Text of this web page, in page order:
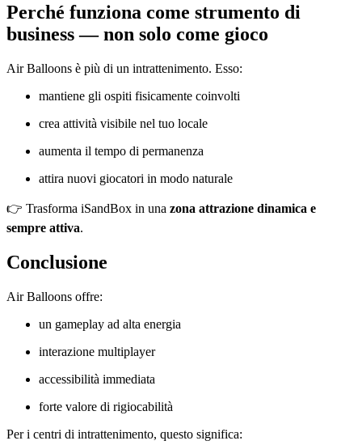
Perché funziona come strumento di
business — non solo come gioco
Air Balloons è più di un intrattenimento. Esso:
mantiene gli ospiti fisicamente coinvolti
crea attività visibile nel tuo locale
aumenta il tempo di permanenza
attira nuovi giocatori in modo naturale
👉 Trasforma iSandBox in una zona attrazione dinamica e
sempre attiva.
Conclusione
Air Balloons offre:
un gameplay ad alta energia
interazione multiplayer
accessibilità immediata
forte valore di rigiocabilità
Per i centri di intrattenimento, questo significa: